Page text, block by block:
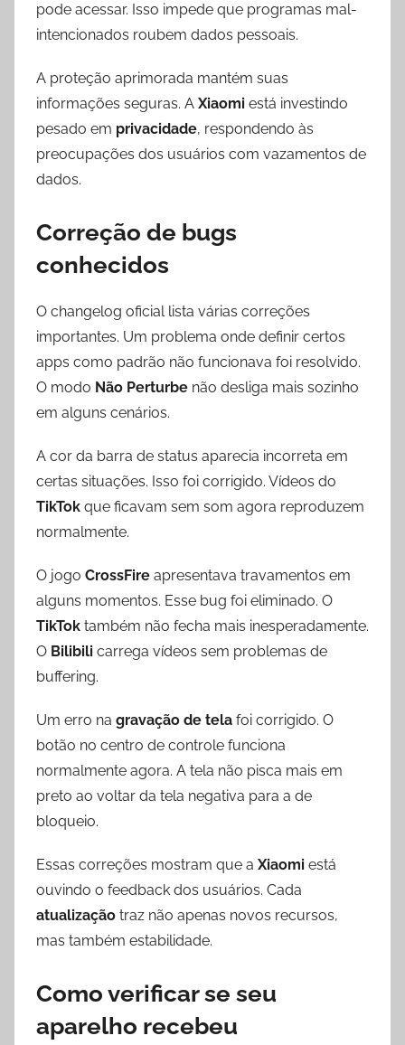
pode acessar. Isso impede que programas mal-
intencionados roubem dados pessoais.
A proteção aprimorada mantém suas
informações seguras. A Xiaomi está investindo
pesado em privacidade, respondendo às
preocupações dos usuários com vazamentos de
dados.
Correção de bugs
conhecidos
O changelog oficial lista várias correções
importantes. Um problema onde definir certos
apps como padrão não funcionava foi resolvido.
O modo Não Perturbe não desliga mais sozinho
em alguns cenários.
A cor da barra de status aparecia incorreta em
certas situações. Isso foi corrigido. Vídeos do
TikTok que ficavam sem som agora reproduzem
normalmente.
O jogo CrossFire apresentava travamentos em
alguns momentos. Esse bug foi eliminado. O
TikTok também não fecha mais inesperadamente.
O Bilibili carrega vídeos sem problemas de
buffering.
Um erro na gravação de tela foi corrigido. O
botão no centro de controle funciona
normalmente agora. A tela não pisca mais em
preto ao voltar da tela negativa para a de
bloqueio.
Essas correções mostram que a Xiaomi está
ouvindo o feedback dos usuários. Cada
atualização traz não apenas novos recursos,
mas também estabilidade.
Como verificar se seu
aparelho recebeu